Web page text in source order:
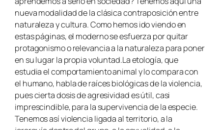
nueva modalidad de la clásica contraposición entre
naturaleza y cultura. Como hemos ido viendo en
estas páginas, el moderno se esfuerza por quitar
protagonismo o relevancia a la naturaleza para poner
en su lugar la propia voluntad.La etología, que
estudia el comportamiento animal y lo compara con
el humano, habla de raíces biológicas de la violencia,
pues cierta dosis de agresividad es útil, casi
imprescindible, para la supervivencia de la especie.
Tenemos así violencia ligada al territorio, a la